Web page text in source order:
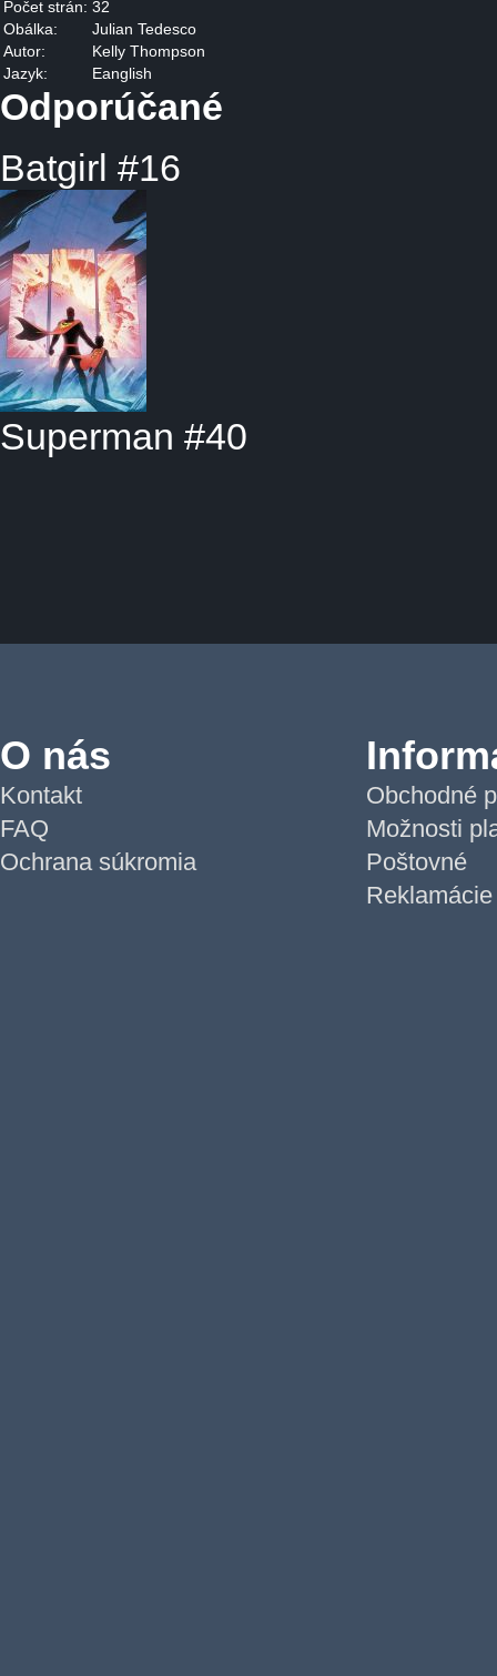
Počet strán: 32
Obálka:
Julian Tedesco
Autor:
Kelly Thompson
Jazyk:
Eanglish
Odporúčané
Batgirl #16
Superman #40
O nás
Kontakt
FAQ
Ochrana súkromia
Obchodné
Možnosti
Poštovné
Reklamácie